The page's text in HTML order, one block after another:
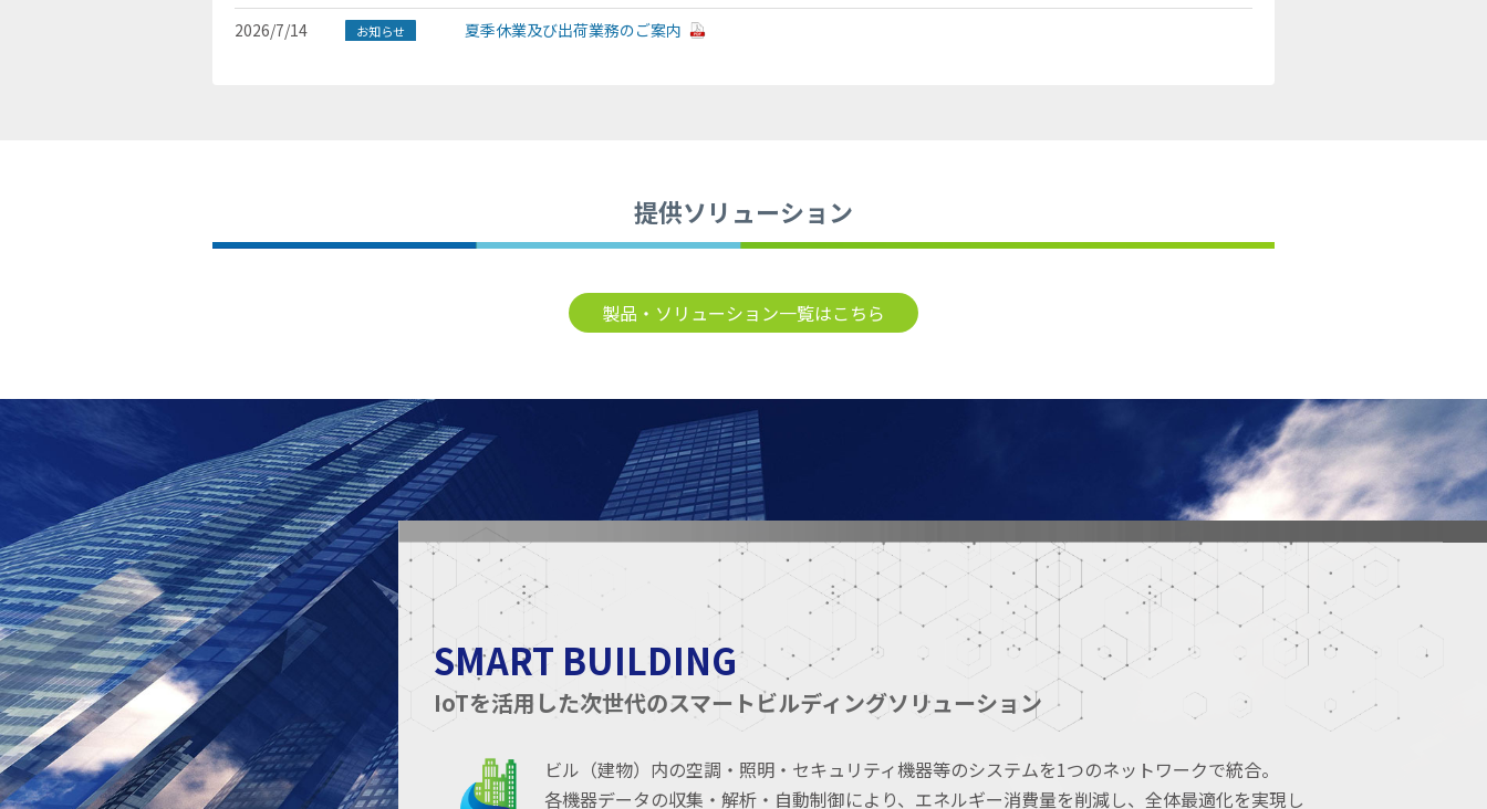
2026/7/14 お知らせ 夏季休業及び出荷業務のご案内
提供ソリューション
製品・ソリューション一覧はこちら
SMART BUILDING
IoTを活用した次世代のスマートビルディングソリューション
ビル（建物）内の空調・照明・セキュリティ機器等のシステムを1つのネットワークで統合。
各機器データの収集・解析・自動制御により、エネルギー消費量を削減し、全体最適化を実現し